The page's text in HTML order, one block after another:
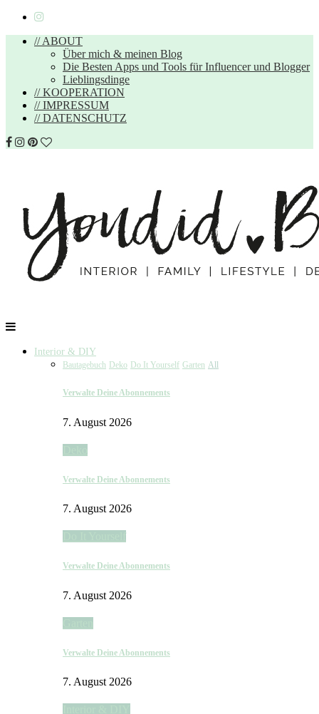
// ABOUT
Über mich & meinen Blog
Die Besten Apps und Tools für Influencer und Blogger
Lieblingsdinge
// KOOPERATION
// IMPRESSUM
// DATENSCHUTZ
Interior & DIY
Bautagebuch Deko Do It Yourself Garten All
Verwalte Deine Abonnements
7. August 2026
Verwalte Deine Abonnements
7. August 2026
Verwalte Deine Abonnements
7. August 2026
Verwalte Deine Abonnements
7. August 2026